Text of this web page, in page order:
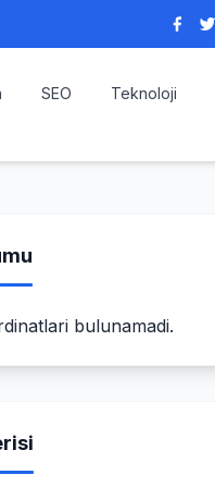
SEO Teknoloji
bulunamadi.